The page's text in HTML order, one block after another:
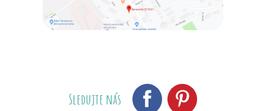
Sledujte nás